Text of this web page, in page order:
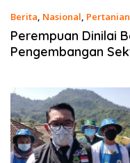
Berita, Nasional, Pertanian
Perempuan Dinilai
Pengembangan